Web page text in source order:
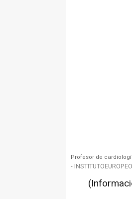
Profesor de
-